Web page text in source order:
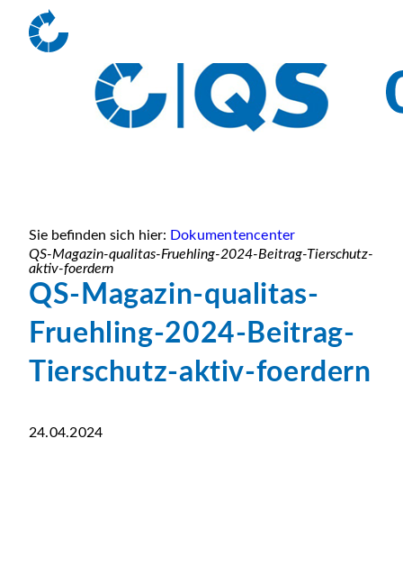
Sie befinden sich hier: Dokumentencenter
QS-Magazin-qualitas-Fruehling-2024-Beitrag-Tierschutz-
aktiv-foerdern
QS-Magazin-qualitas-
Fruehling-2024-Beitrag-
Tierschutz-aktiv-foerdern
24.04.2024